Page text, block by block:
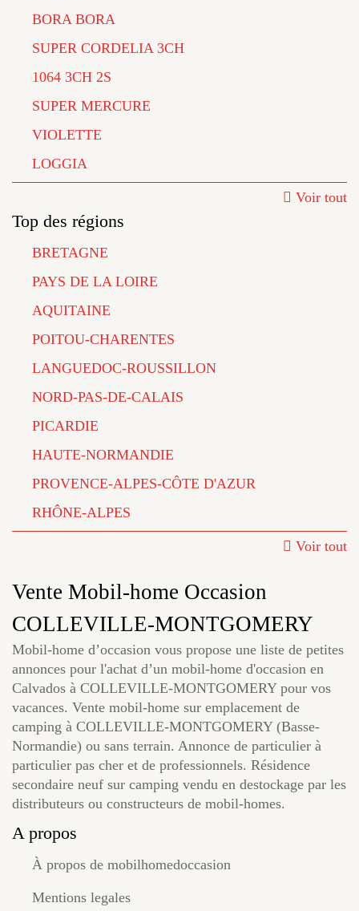
BORA BORA
SUPER CORDELIA 3CH
1064 3CH 2S
SUPER MERCURE
VIOLETTE
LOGGIA
Voir tout
Top des régions
BRETAGNE
PAYS DE LA LOIRE
AQUITAINE
POITOU-CHARENTES
LANGUEDOC-ROUSSILLON
NORD-PAS-DE-CALAIS
PICARDIE
HAUTE-NORMANDIE
PROVENCE-ALPES-CÔTE D'AZUR
RHÔNE-ALPES
Voir tout
Vente Mobil-home Occasion
COLLEVILLE-MONTGOMERY
Mobil-home d’occasion vous propose une liste de petites
annonces pour l'achat d’un mobil-home d'occasion en
Calvados à COLLEVILLE-MONTGOMERY pour vos
vacances. Vente mobil-home sur emplacement de
camping à COLLEVILLE-MONTGOMERY (Basse-
Normandie) ou sans terrain. Annonce de particulier à
particulier pas cher et de professionnels. Résidence
secondaire neuf sur camping vendu en destockage par les
distributeurs ou constructeurs de mobil-homes.
A propos
À propos de mobilhomedoccasion
Mentions legales